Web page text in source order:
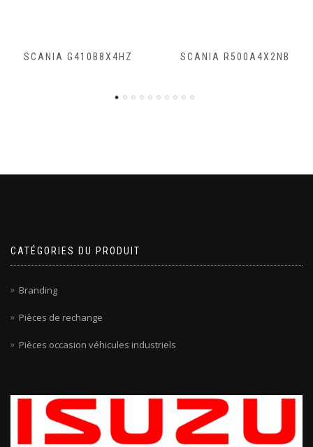
SCANIA R500A4X2NB SCANIA R450A4X2NA
CATÉGORIES DU PRODUIT
Branding
Pièces de rechange
Pièces occasion véhicules industriels